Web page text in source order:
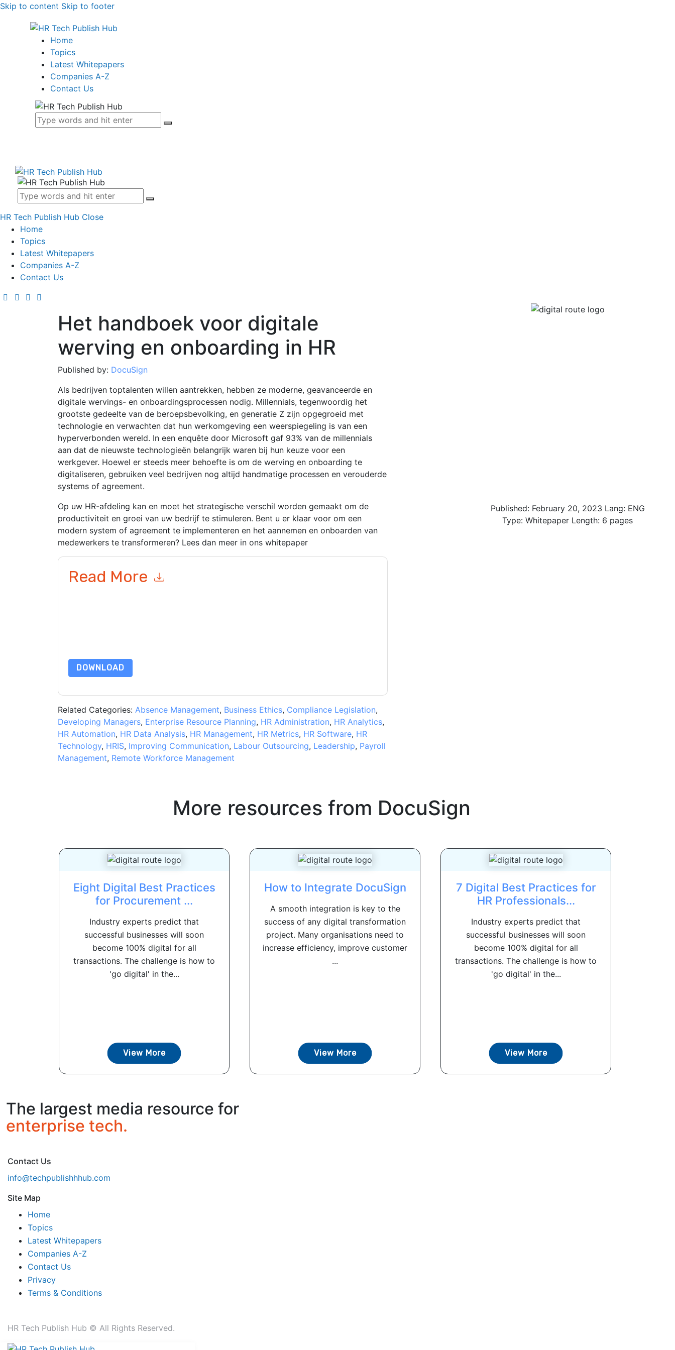
Skip to content Skip to footer
Home
Topics
Latest Whitepapers
Companies A-Z
Contact Us
HR Tech Publish Hub Close
Home
Topics
Latest Whitepapers
Companies A-Z
Contact Us
Het handboek voor digitale
werving en onboarding in HR
Published by: DocuSign
Als bedrijven toptalenten willen aantrekken, hebben ze moderne, geavanceerde en
digitale wervings- en onboardingsprocessen nodig. Millennials, tegenwoordig het
grootste gedeelte van de beroepsbevolking, en generatie Z zijn opgegroeid met
technologie en verwachten dat hun werkomgeving een weerspiegeling is van een
hyperverbonden wereld. In een enquête door Microsoft gaf 93% van de millennials
aan dat de nieuwste technologieën belangrijk waren bij hun keuze voor een
werkgever. Hoewel er steeds meer behoefte is om de werving en onboarding te
digitaliseren, gebruiken veel bedrijven nog altijd handmatige processen en verouderde
systems of agreement.
Op uw HR-afdeling kan en moet het strategische verschil worden gemaakt om de
productiviteit en groei van uw bedrijf te stimuleren. Bent u er klaar voor om een
modern system of agreement te implementeren en het aannemen en onboarden van
medewerkers te transformeren? Lees dan meer in ons whitepaper
Read More
DOWNLOAD
Related Categories: Absence Management, Business Ethics, Compliance Legislation,
Developing Managers, Enterprise Resource Planning, HR Administration, HR Analytics,
HR Automation, HR Data Analysis, HR Management, HR Metrics, HR Software, HR
Technology, HRIS, Improving Communication, Labour Outsourcing, Leadership, Payroll
Management, Remote Workforce Management
Published: February 20, 2023 Lang: ENG
Type: Whitepaper Length: 6 pages
More resources from DocuSign
Eight Digital Best Practices
for Procurement ...
Industry experts predict that
successful businesses will soon
become 100% digital for all
transactions. The challenge is how to
'go digital' in the...
View More
How to Integrate DocuSign
A smooth integration is key to the
success of any digital transformation
project. Many organisations need to
increase efficiency, improve customer
...
View More
7 Digital Best Practices for
HR Professionals...
Industry experts predict that
successful businesses will soon
become 100% digital for all
transactions. The challenge is how to
'go digital' in the...
View More
The largest media resource for
enterprise tech.
Contact Us
info@techpublishhhub.com
Site Map
Home
Topics
Latest Whitepapers
Companies A-Z
Contact Us
Privacy
Terms & Conditions
HR Tech Publish Hub © All Rights Reserved.